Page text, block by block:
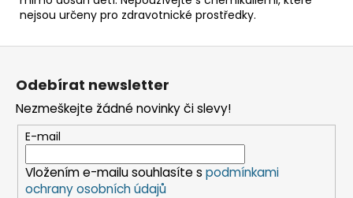
nejsou určeny pro zdravotnické prostředky.
Z
Odebírat newsletter
Nezmeškejte žádné novinky či slevy!
E-mail
Vložením e-mailu souhlasíte s podmínkami
ochrany osobních údajů